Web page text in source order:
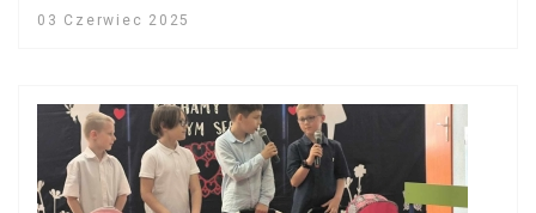
03 Czerwiec 2025